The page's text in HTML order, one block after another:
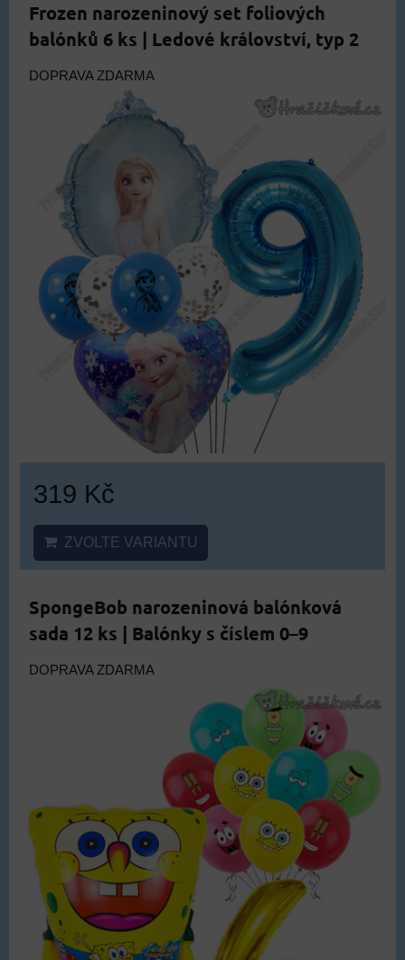
Frozen narozeninový set foliových
balónků 6 ks | Ledové království, typ 2
DOPRAVA ZDARMA
319 Kč
ZVOLTE VARIANTU
SpongeBob narozeninová balónková
sada 12 ks | Balónky s číslem 0–9
DOPRAVA ZDARMA